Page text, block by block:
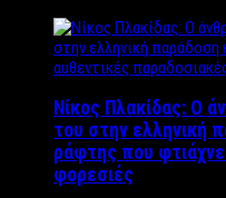
Νίκος Πλακίδας: O
του στην ελληνική
ράφτης που
φορεσιές